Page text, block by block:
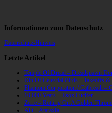
Informationen zum Datenschutz
Datenschutz-Hinweis
Letzte Artikel
Temple Of Dread – Dreadspawn
Din Of Celestial Birds – Takeoffs &
Phantom Corporation / Catbreath –
10,000 Years – Esox Lucifer
Zerre – Rotting On A Golden Throne
Allt – Ataraxia